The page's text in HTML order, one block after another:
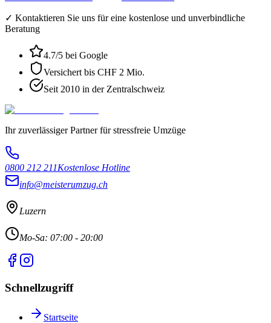
✓ Kontaktieren Sie uns für eine kostenlose und unverbindliche
Beratung
4.7/5 bei Google
Versichert bis CHF 2 Mio.
Seit 2010 in der Zentralschweiz
Ihr zuverlässiger Partner für stressfreie Umzüge
0800 212 211Kostenlose Hotline
info@meisterumzug.ch
Luzern
Mo-Sa: 07:00 - 20:00
Schnellzugriff
Startseite